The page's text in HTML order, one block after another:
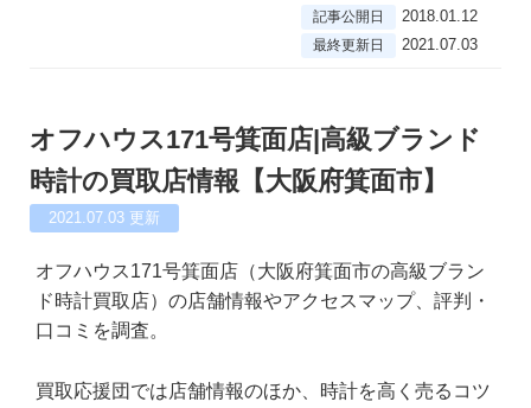
記事公開日 2018.01.12
最終更新日 2021.07.03
オフハウス171号箕面店|高級ブランド
時計の買取店情報【大阪府箕面市】
2021.07.03 更新
オフハウス171号箕面店（大阪府箕面市の高級ブラン
ド時計買取店）の店舗情報やアクセスマップ、評判・
口コミを調査。
買取応援団では店舗情報のほか、時計を高く売るコツ